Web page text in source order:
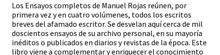
Los Ensayos completos de Manuel Rojas reúnen, por
primera vez y en cuatro volúmenes, todos los escritos
breves del afamado escritor. Se desvelan aquí cerca de mil
doscientos ensayos de su archivo personal, en su mayoría
inéditos o publicados en diarios y revistas de la época. Este
libro viene a complementar y enriquecer el conocimiento